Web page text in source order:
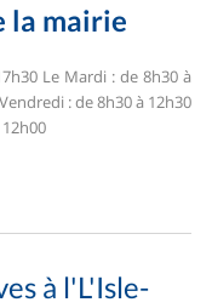
la mairie
Le Mardi : de 8h30 à
: de 8h30 à 12h30
à l'L'Isle-